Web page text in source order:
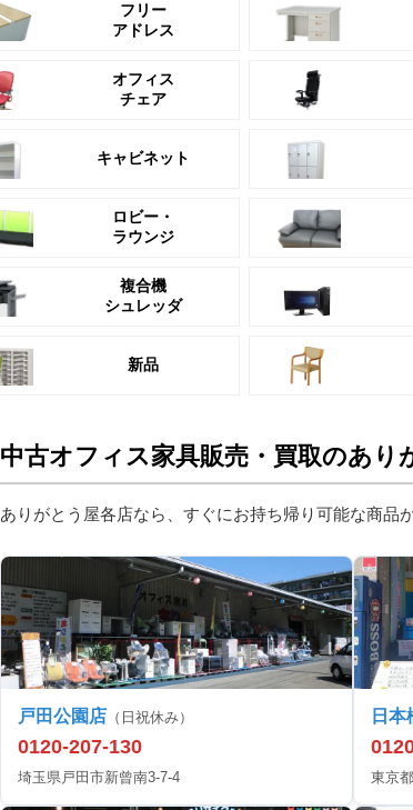
フリー
アドレス
オフィス
チェア
キャビネット
ロビー・
ラウンジ
複合機
シュレッダ
新品
中古オフィス家具販売・買取のあり
ありがとう屋各店なら、すぐにお持ち帰り可能な商品
戸田公園店 （日祝休み）
0120-207-130
埼玉県戸田市新曾南3-7-4
日本
東京